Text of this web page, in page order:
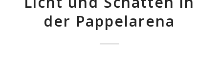
der Pappelarena